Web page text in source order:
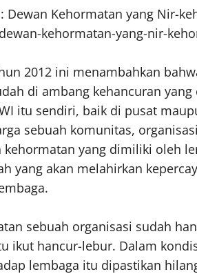
Dewan Kehormatan yang Nir-
kehormatan-yang-nir-
2012 ini menambahkan
di ambang kehancuran
itu sendiri, baik di pusat
sebuah komunitas,
yang dimiliki oleh
yang akan melahirkan
sebuah organisasi sudah
ikut hancur-lebur. Dalam
lembaga itu dipastikan